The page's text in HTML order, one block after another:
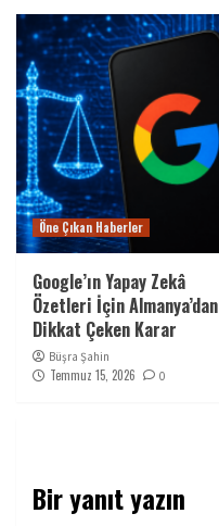
Öne Çıkan Haberler
Google’ın Yapay Zekâ
Özetleri İçin Almanya’dan
Dikkat Çeken Karar
Büşra Şahin
Temmuz 15, 2026 0
Bir yanıt yazın